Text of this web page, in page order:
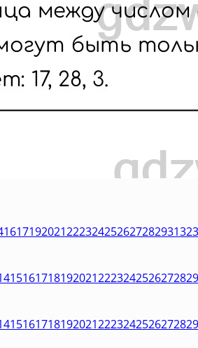
161719202122232425262728293132
151617181920212223242526272829
151617181920212223242526272829